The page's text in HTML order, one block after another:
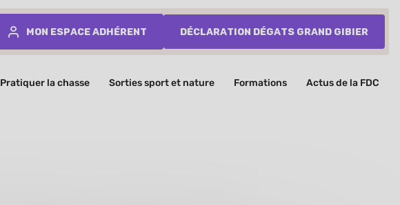
Mon espace adhérent Déclaration dégats grand gibier
Pratiquer la chasse Sorties sport et nature Formations Actus de la FDC